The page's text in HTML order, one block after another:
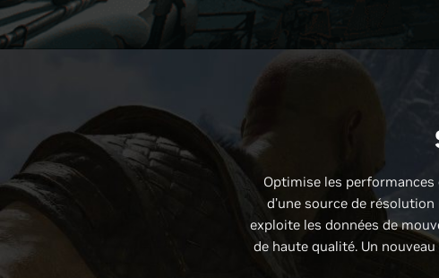
Optimise les
d’une source de
exploite les données de
de haute qualité. Un